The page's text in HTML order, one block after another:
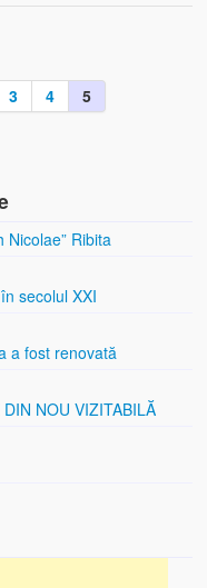
3 4 5
Nicolae” Ribita
secolul XXI
a fost renovată
NOU VIZITABILĂ